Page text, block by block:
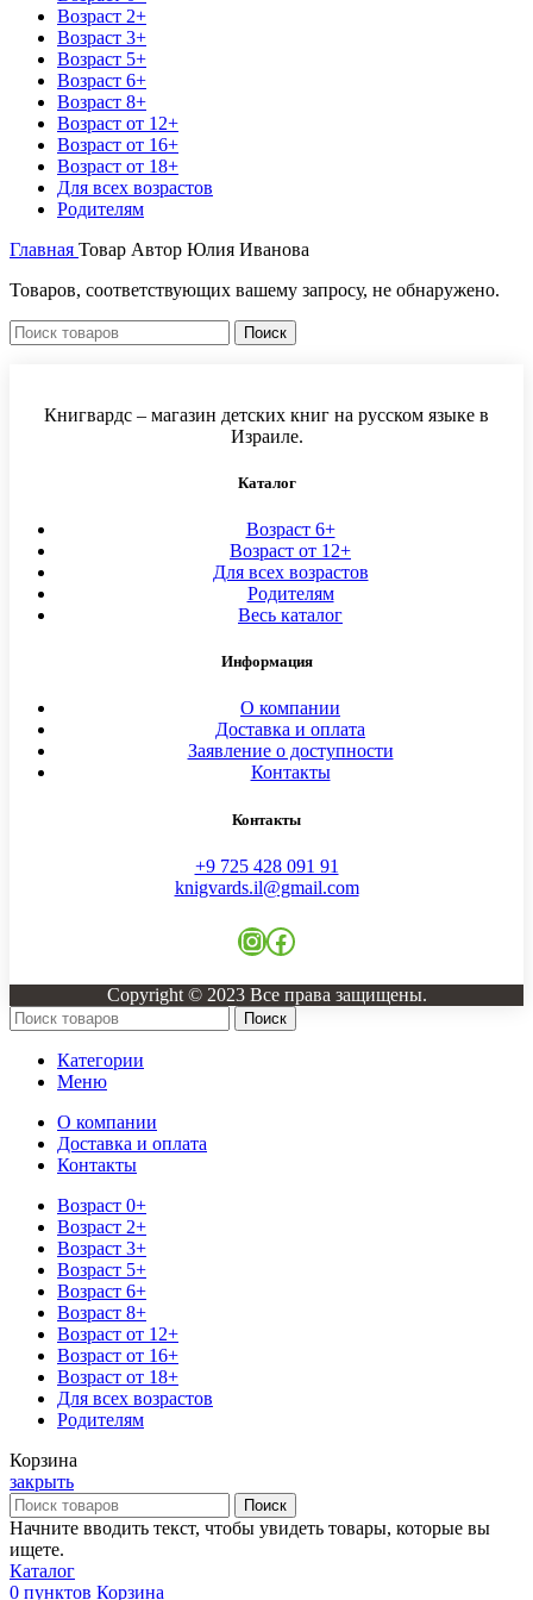
Возраст 2+
Возраст 3+
Возраст 5+
Возраст 6+
Возраст 8+
Возраст от 12+
Возраст от 16+
Возраст от 18+
Для всех возрастов
Родителям
Главная Товар Автор Юлия Иванова
Товаров, соответствующих вашему запросу, не обнаружено.
Поиск
Книгвардс – магазин детских книг на русском языке в
Израиле.
Каталог
Возраст 6+
Возраст от 12+
Для всех возрастов
Родителям
Весь каталог
Информация
О компании
Доставка и оплата
Заявление о доступности
Контакты
Контакты
+9 725 428 091 91
knigvards.il@gmail.com
Instagram
Facebook
Copyright © 2023 Все права защищены.
Поиск
Категории
Меню
О компании
Доставка и оплата
Контакты
Возраст 0+
Возраст 2+
Возраст 3+
Возраст 5+
Возраст 6+
Возраст 8+
Возраст от 12+
Возраст от 16+
Возраст от 18+
Для всех возрастов
Родителям
Корзина
закрыть
Поиск
Начните вводить текст, чтобы увидеть товары, которые вы
ищете.
Каталог
0 пунктов Корзина